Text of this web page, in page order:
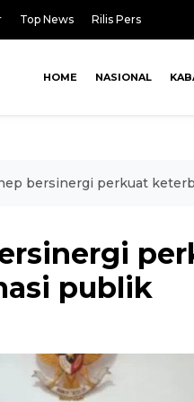
Top News Rilis Pers
HOME NASIONAL
bersinergi perkuat
publik